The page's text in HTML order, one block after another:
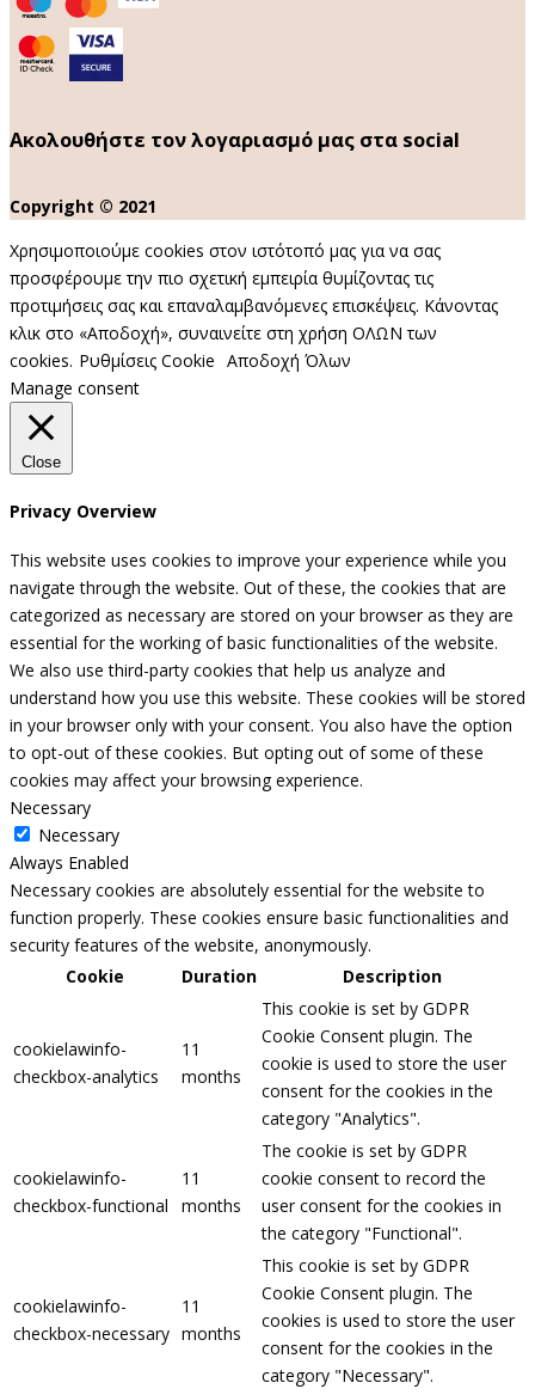
Ακολουθήστε τον λογαριασμό μας στα social
Copyright © 2021
Χρησιμοποιούμε cookies στον ιστότοπό μας για να σας
προσφέρουμε την πιο σχετική εμπειρία θυμίζοντας τις
προτιμήσεις σας και επαναλαμβανόμενες επισκέψεις. Κάνοντας
κλικ στο «Αποδοχή», συναινείτε στη χρήση ΟΛΩΝ των
cookies. Ρυθμίσεις Cookie Αποδοχή Όλων
Manage consent
Close
Privacy Overview
This website uses cookies to improve your experience while you
navigate through the website. Out of these, the cookies that are
categorized as necessary are stored on your browser as they are
essential for the working of basic functionalities of the website.
We also use third-party cookies that help us analyze and
understand how you use this website. These cookies will be stored
in your browser only with your consent. You also have the option
to opt-out of these cookies. But opting out of some of these
cookies may affect your browsing experience.
Necessary
Necessary
Always Enabled
Necessary cookies are absolutely essential for the website to
function properly. These cookies ensure basic functionalities and
security features of the website, anonymously.
Cookie
Duration Description
cookielawinfo-
checkbox-analytics
11
months
This cookie is set by GDPR
Cookie Consent plugin. The
cookie is used to store the user
consent for the cookies in the
category "Analytics".
cookielawinfo-
checkbox-functional
11
months
The cookie is set by GDPR
cookie consent to record the
user consent for the cookies in
the category "Functional".
cookielawinfo-
checkbox-necessary
11
months
This cookie is set by GDPR
Cookie Consent plugin. The
cookies is used to store the user
consent for the cookies in the
category "Necessary".